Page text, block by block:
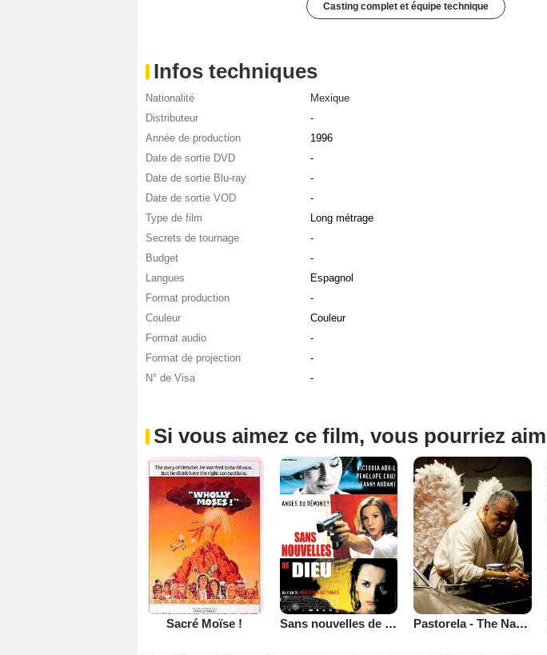
Casting complet et équipe technique
Infos techniques
Nationalité
Mexique
Distributeur
-
Année de production
1996
Date de sortie DVD
-
Date de sortie Blu-ray
-
Date de sortie VOD
-
Type de film
Long métrage
Secrets de tournage
-
Budget
-
Langues
Espagnol
Format production
-
Couleur
Couleur
Format audio
-
Format de projection
-
N° de Visa
-
Si vous aimez ce film, vous pourriez
Sacré Moïse ! Sans nouvelles de Dieu Pastorela - The Nativity Play